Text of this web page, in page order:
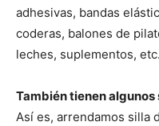
adhesivas, bandas
coderas, balones de
leches, suplementos,
También tienen
Así es, arrendamos silla